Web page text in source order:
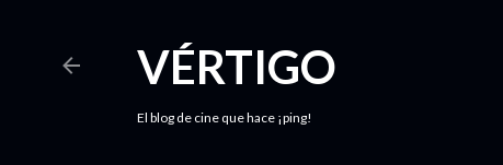
VÉRTIGO
El blog de cine que hace ¡ping!